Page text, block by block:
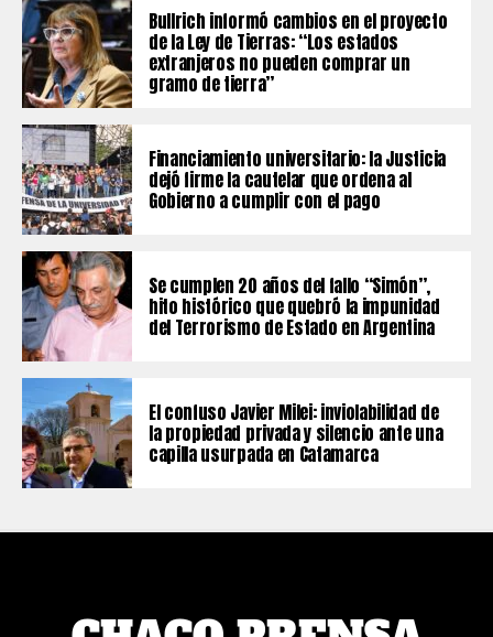
Bullrich informó cambios en el proyecto
de la Ley de Tierras: “Los estados
extranjeros no pueden comprar un
gramo de tierra”
Financiamiento universitario: la Justicia
dejó firme la cautelar que ordena al
Gobierno a cumplir con el pago
Se cumplen 20 años del fallo “Simón”,
hito histórico que quebró la impunidad
del Terrorismo de Estado en Argentina
El confuso Javier Milei: inviolabilidad de
la propiedad privada y silencio ante una
capilla usurpada en Catamarca